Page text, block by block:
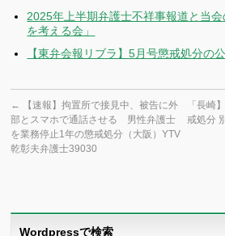
2025年上半期弁護士不祥事報道と当
を考える会」
【東弁会報リブラ】5月号懲戒処分の
←
【速報】拘置所で接見中、被告に外
部とスマホで通話させる 男性弁護士
を業務停止1年の懲戒処分（大阪）YTV
乾彰夫弁護士39030
「長崎
戒処分
Wordpressで検索